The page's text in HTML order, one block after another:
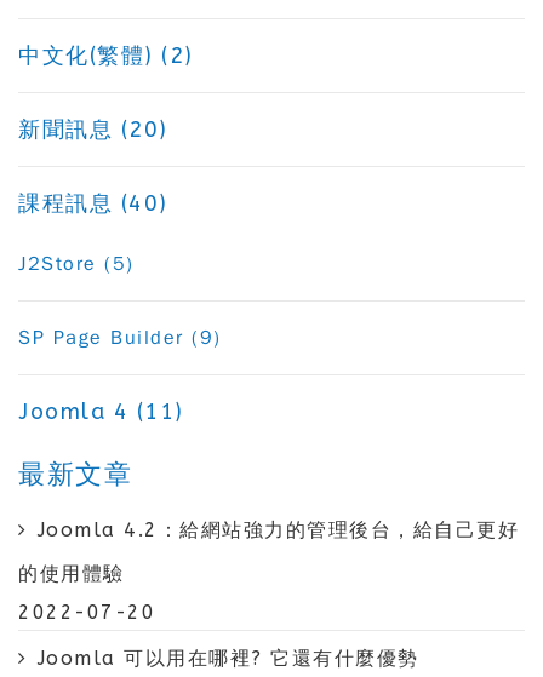
中文化(繁體) (2)
新聞訊息 (20)
課程訊息 (40)
J2Store (5)
SP Page Builder (9)
Joomla 4 (11)
最新文章
Joomla 4.2：給網站強力的管理後台，給自己更好
的使用體驗
2022-07-20
Joomla 可以用在哪裡? 它還有什麼優勢